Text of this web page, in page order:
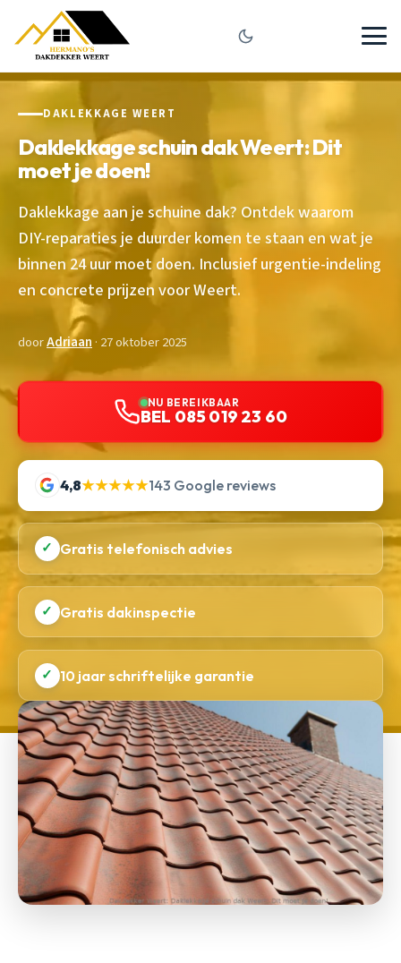
DAKLEKKAGE WEERT
Daklekkage schuin dak Weert: Dit
moet je doen!
Daklekkage aan je schuine dak? Ontdek waarom
DIY-reparaties je duurder komen te staan en wat je
binnen 24 uur moet doen. Inclusief urgentie-indeling
en concrete prijzen voor Weert.
doorAdriaan · 27 oktober 2025
NU BEREIKBAAR
BEL 085 019 23 60
4,8★★★★★143 Google reviews
✓ Gratis telefonisch advies
✓ Gratis dakinspectie
✓ 10 jaar schriftelijke garantie